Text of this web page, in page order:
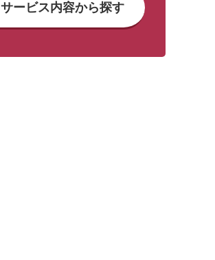
サービス内容から探す